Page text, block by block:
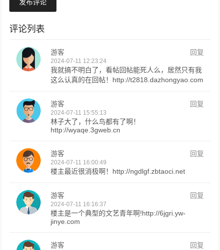
发布评论
评论列表
游客 回复
2024-07-11 12:23:24
我就搞不明白了，看帖回帖能死人么，居然只有我
这么认真的在回帖！http://t2818.dazhongyao.com
游客 回复
2024-07-11 15:55:13
林子大了，什么鸟都有了啊！
http://wyaqe.3gweb.cn
游客 回复
2024-07-11 16:00:49
楼主最近很消极啊！http://ngdlgf.zbtaoci.net
游客 回复
2024-07-11 16:16:37
楼主是一个典型的文艺青年啊!http://6jgri.yw-
jinye.com
游客 回复